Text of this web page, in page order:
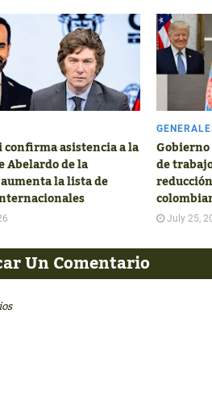
confirma asistencia a la
Abelardo de la
la lista de
de
July 25,
Un Comentario